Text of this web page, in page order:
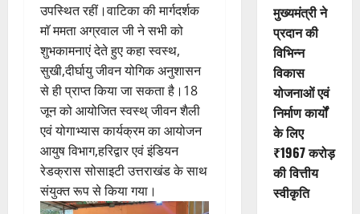
उपस्थित रहीं।वाटिका की मार्गदर्शक
माॅ ममता अग्रवाल जी ने सभी को
शुभकामनाएं देते हुए कहा स्वस्थ,
सुखी,दीर्घायु जीवन योगिक अनुशासन
से ही प्राप्त किया जा सकता है।18
जून को आयोजित स्वस्थ् जीवन शैली
एवं योगाभ्यास कार्यक्रम का आयोजन
आयुष विभाग,हरिद्वार एवं इंडियन
रेडक्रास सोसाइटी उत्तराखंड के साथ
संयुक्त रूप से किया गया।
मुख्यमंत्री ने
प्रदान की
विभिन्न
विकास
योजनाओं एवं
निर्माण कार्यों
के लिए
₹1967 करोड़
की वित्तीय
स्वीकृति